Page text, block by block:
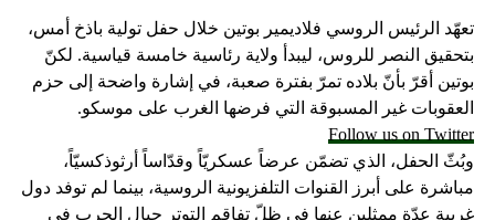
بوتين أقرّ بأنّ بلاده تمرّ بفترة صعبة، في إشارة واضحة إلى حزم
العقوبات غير المسبوقة التي فرضها الغرب على موسكو.
Follow us on Twitter
وبُثّ الحفل، الذي تضمّن عرضاً عسكريّاً وقدّاساً أرثوذكسيّاً،
مباشرة على أبرز القنوات التلفزيونية الروسية، بينما لم توفد دول
غربية عدّة ممثلين عنها في ظلّ تفاقم التوتر حيال الحرب في
أوكرانيا.